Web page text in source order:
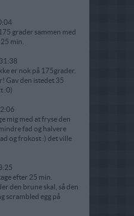
grader sammen med
min.
er nok på 175grader.
Gav den istedet 35
:0)
mig med at fryse den
fad og halvere
og frokost :) det ville
efter 25 min.
den brune skal, så den
scrambled egg på